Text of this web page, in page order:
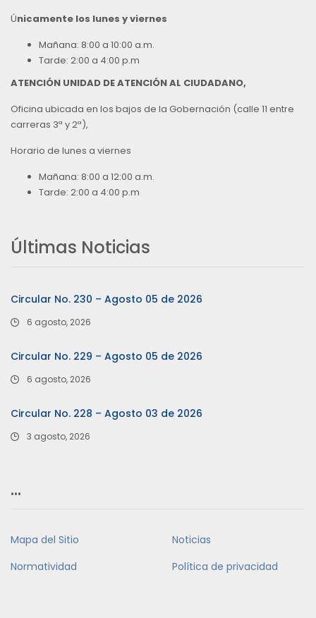
Únicamente los lunes y viernes
Mañana: 8:00 a 10:00 a.m.
Tarde: 2:00 a 4:00 p.m
ATENCIÓN UNIDAD DE ATENCIÓN AL CIUDADANO,
Oficina ubicada en los bajos de la Gobernación (calle 11 entre
carreras 3ª y 2ª),
Horario de lunes a viernes
Mañana: 8:00 a 12:00 a.m.
Tarde: 2:00 a 4:00 p.m
Últimas Noticias
Circular No. 230 – Agosto 05 de 2026
6 agosto, 2026
Circular No. 229 – Agosto 05 de 2026
6 agosto, 2026
Circular No. 228 – Agosto 03 de 2026
3 agosto, 2026
…
Mapa del Sitio
Noticias
Normatividad
Política de privacidad